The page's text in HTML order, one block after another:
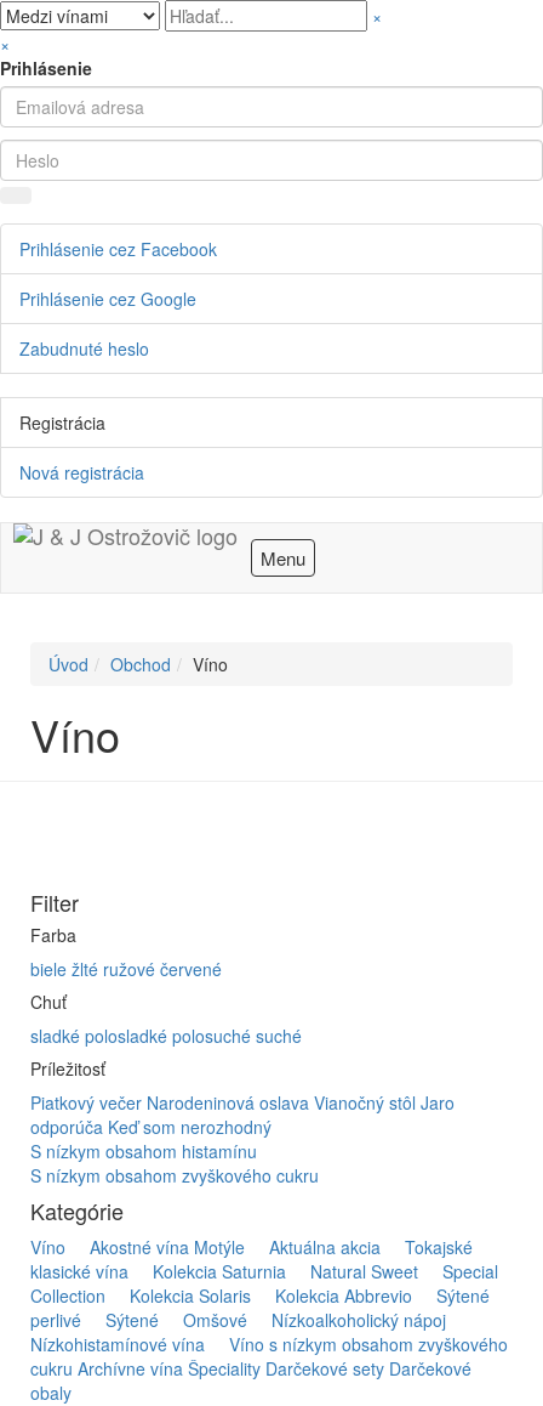
×
×
Prihlásenie
Prihlásenie cez Facebook
Prihlásenie cez Google
Zabudnuté heslo
Registrácia
Nová registrácia
Menu
Úvod Obchod Víno
Víno
Filter
Farba
biele žlté ružové červené
Chuť
sladké polosladké polosuché suché
Príležitosť
Piatkový večer Narodeninová oslava Vianočný stôl Jaro
odporúča Keď som nerozhodný
S nízkym obsahom histamínu
S nízkym obsahom zvyškového cukru
Kategórie
Víno Akostné vína Motýle Aktuálna akcia
Tokajské
klasické vína
Kolekcia Saturnia Natural Sweet
Special
Collection
Kolekcia Solaris Kolekcia Abbrevio
Sýtené
perlivé
Sýtené Omšové
Nízkoalkoholický nápoj
Nízkohistamínové vína
Víno s nízkym obsahom zvyškového
cukru Archívne vína Špeciality Darčekové sety Darčekové
obaly